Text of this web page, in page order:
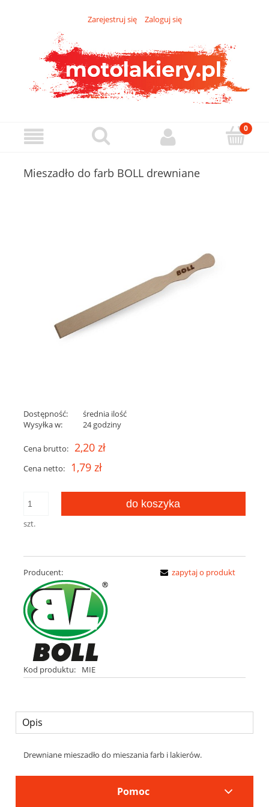
Zarejestruj się Zaloguj się
Mieszadło do farb BOLL drewniane
Dostępność:
średnia ilość
Wysyłka w:
24 godziny
Cena brutto: 2,20 zł
Cena netto: 1,79 zł
szt.
do koszyka
Producent:
Kod produktu: MIE
zapytaj o produkt
Opis
Drewniane mieszadło do mieszania farb i lakierów.
Pomoc